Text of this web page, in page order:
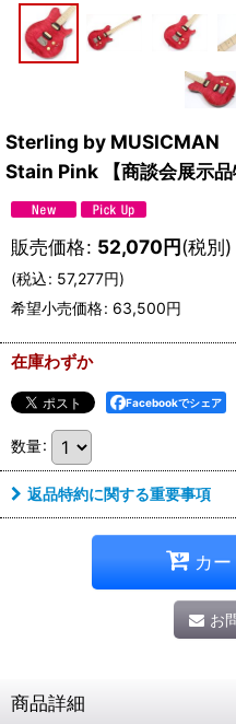
Sterling by MUSICMAN
Stain Pink 【商談会展示品
販売価格: 52,070円(税別)
(税込: 57,277円)
希望小売価格: 63,500円
在庫わずか
Facebookでシェア
数量:
返品特約に関する重要事項
カ
お
商品詳細